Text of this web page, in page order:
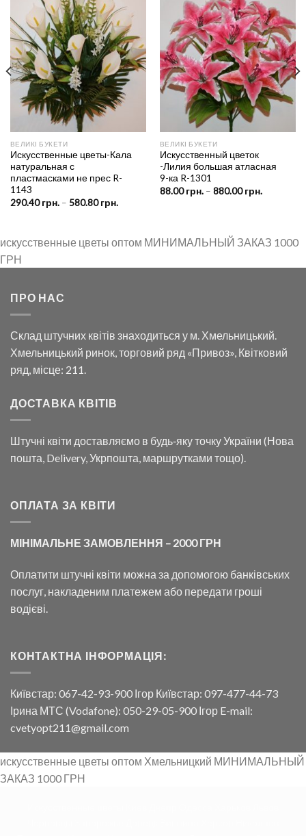
ВЕЛИКІ БУКЕТИ
Искусственные цветы-Кала
натуральная с
пластмасками не прес R-
1143
290.40грн. – 580.80грн.Price
580.80 грн.
ВЕЛИКІ БУКЕТИ
Искусственный цветок
-Лилия большая атласная
9-ка R-1301
88.00грн. – 880.00грн.Price
искусственные цветы оптом МИНИМАЛЬНЫЙ ЗАКАЗ 1000
ГРН
ПРО НАС
Склад штучних квітів знаходиться у м. Хмельницький.
Хмельницький ринок, торговий ряд «Привоз», Квітковий
ряд, місце: 211.
ДОСТАВКА КВІТІВ
Штучні квіти доставляємо в будь‑яку точку України (Нова
пошта, Delivery, Укрпошта, маршрутками тощо).
ОПЛАТА ЗА КВІТИ
МІНІМАЛЬНЕ ЗАМОВЛЕННЯ – 2000 ГРН
Оплатити штучні квіти можна за допомогою банківських
послуг, накладеним платежем або передати гроші
водієві.
КОНТАКТНА ІНФОРМАЦІЯ:
Київстар: 067-42-93-900 Ігор Київстар: 097-477-44-73
Ірина МТС (Vodafone): 050-29-05-900 Ігор E-mail:
cvetyopt211@gmail.com
искусственные цветы оптом Хмельницкий МИНИМАЛЬНЫЙ
ЗАКАЗ 1000 ГРН